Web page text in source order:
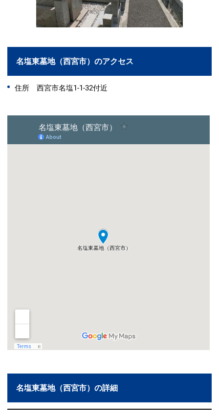
名塩東墓地（西宮市）のアクセス
住所 西宮市名塩1-1-32付近
名塩東墓地（西宮市）の詳細